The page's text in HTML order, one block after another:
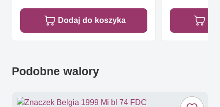
Dodaj do koszyka
Podobne walory